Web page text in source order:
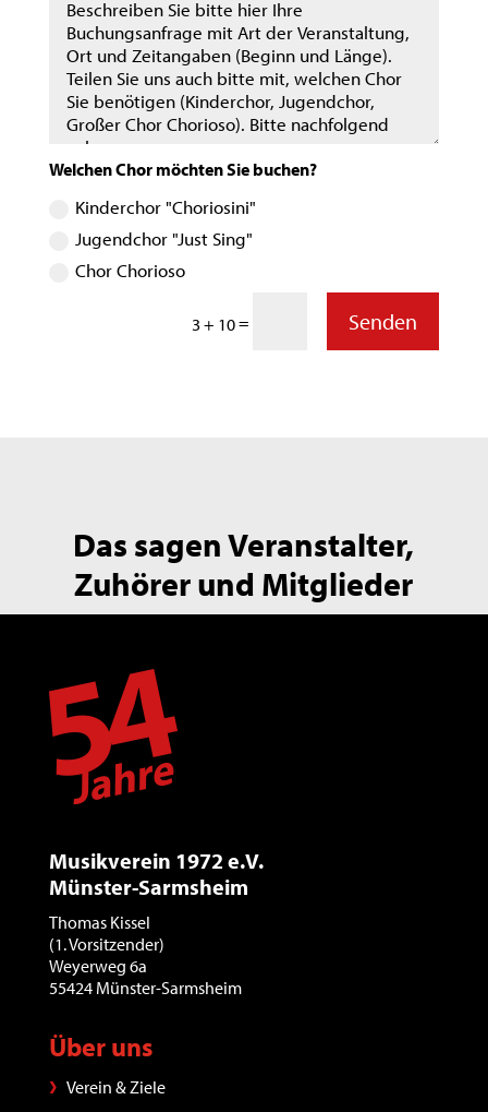
Welchen Chor möchten Sie buchen?
Kinderchor "Choriosini"
Jugendchor "Just Sing"
Chor Chorioso
3 + 10= Senden
Das sagen Veranstalter,
Zuhörer und Mitglieder
Musikverein 1972 e.V.
Münster-Sarmsheim
Thomas Kissel
(1. Vorsitzender)
Weyerweg 6a
55424 Münster-Sarmsheim
Über uns
Verein & Ziele